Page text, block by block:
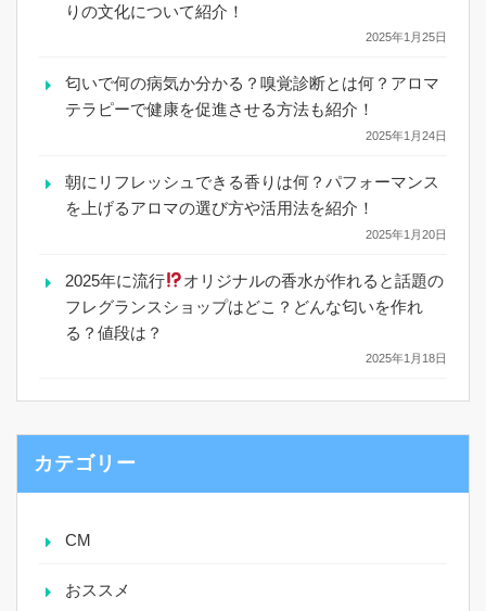
りの文化について紹介！
2025年1月25日
匂いで何の病気か分かる？嗅覚診断とは何？アロマ
テラピーで健康を促進させる方法も紹介！
2025年1月24日
朝にリフレッシュできる香りは何？パフォーマンス
を上げるアロマの選び方や活用法を紹介！
2025年1月20日
2025年に流行
オリジナルの香水が作れると話題の
フレグランスショップはどこ？どんな匂いを作れ
る？値段は？
2025年1月18日
カテゴリー
CM
おススメ